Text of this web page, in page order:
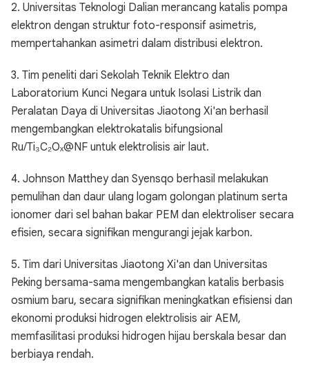
2. Universitas Teknologi Dalian merancang katalis pompa
elektron dengan struktur foto-responsif asimetris,
mempertahankan asimetri dalam distribusi elektron.
3. Tim peneliti dari Sekolah Teknik Elektro dan
Laboratorium Kunci Negara untuk Isolasi Listrik dan
Peralatan Daya di Universitas Jiaotong Xi'an berhasil
mengembangkan elektrokatalis bifungsional
Ru/Ti₃C₂Oₓ@NF untuk elektrolisis air laut.
4. Johnson Matthey dan Syensqo berhasil melakukan
pemulihan dan daur ulang logam golongan platinum serta
ionomer dari sel bahan bakar PEM dan elektroliser secara
efisien, secara signifikan mengurangi jejak karbon.
5. Tim dari Universitas Jiaotong Xi'an dan Universitas
Peking bersama-sama mengembangkan katalis berbasis
osmium baru, secara signifikan meningkatkan efisiensi dan
ekonomi produksi hidrogen elektrolisis air AEM,
memfasilitasi produksi hidrogen hijau berskala besar dan
berbiaya rendah.